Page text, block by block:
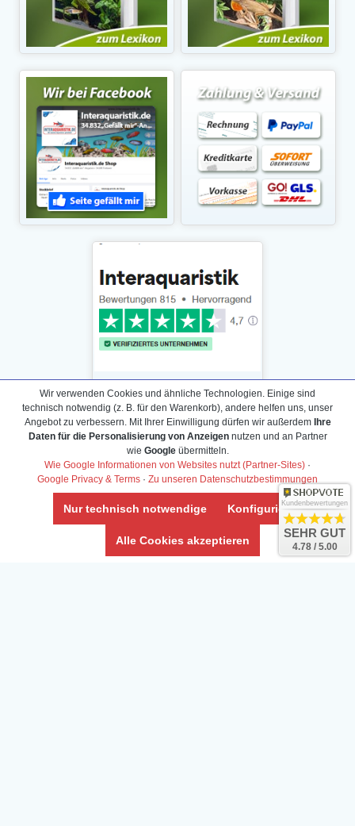
Daten­schutz­erklärung
Widerrufs­recht /Widerrufs­formular
AGB & Info
Impressum
Umwelt und Entsorgung
Vertrag widerrufen
Wir verwenden Cookies und ähnliche Technologien. Einige sind
technisch notwendig (z. B. für den Warenkorb), andere helfen uns, unser
Angebot zu verbessern. Mit Ihrer Einwilligung dürfen wir außerdem Ihre
Daten für die Personalisierung von Anzeigennutzen und an Partner
wie Googleübermitteln.
Wie Google Informationen von Websites nutzt (Partner-Sites) ·
Google Privacy & Terms · Zu unseren Datenschutzbestimmungen
Nur technisch notwendige Konfigurieren
Alle Cookies akzeptieren
Kundenbewertungen
SEHR GUT
4.78 / 5.00